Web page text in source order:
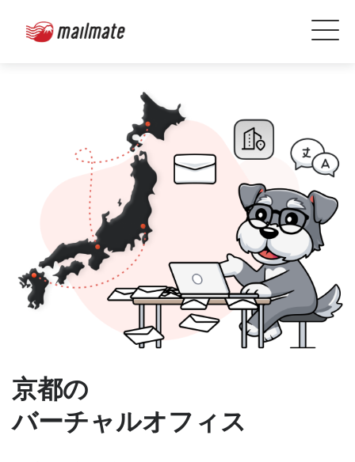
京都の
バーチャルオフィス